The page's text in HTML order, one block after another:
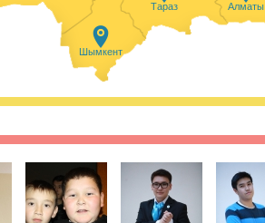
жағдай
балл
Тараз
Шымкент
Алматы